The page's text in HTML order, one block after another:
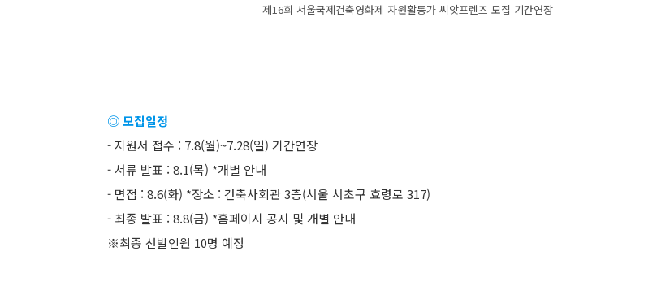
제16회 서울국제건축영화제 자원활동가 씨앗프렌즈 모집 기간연장
◎ 모집일정
- 지원서 접수 : 7.8(월)~7.28(일) 기간연장
- 서류 발표 : 8.1(목) *개별 안내
- 면접 : 8.6(화) *장소 : 건축사회관 3층(서울 서초구 효령로 317)
- 최종 발표 : 8.8(금) *홈페이지 공지 및 개별 안내
※최종 선발인원 10명 예정